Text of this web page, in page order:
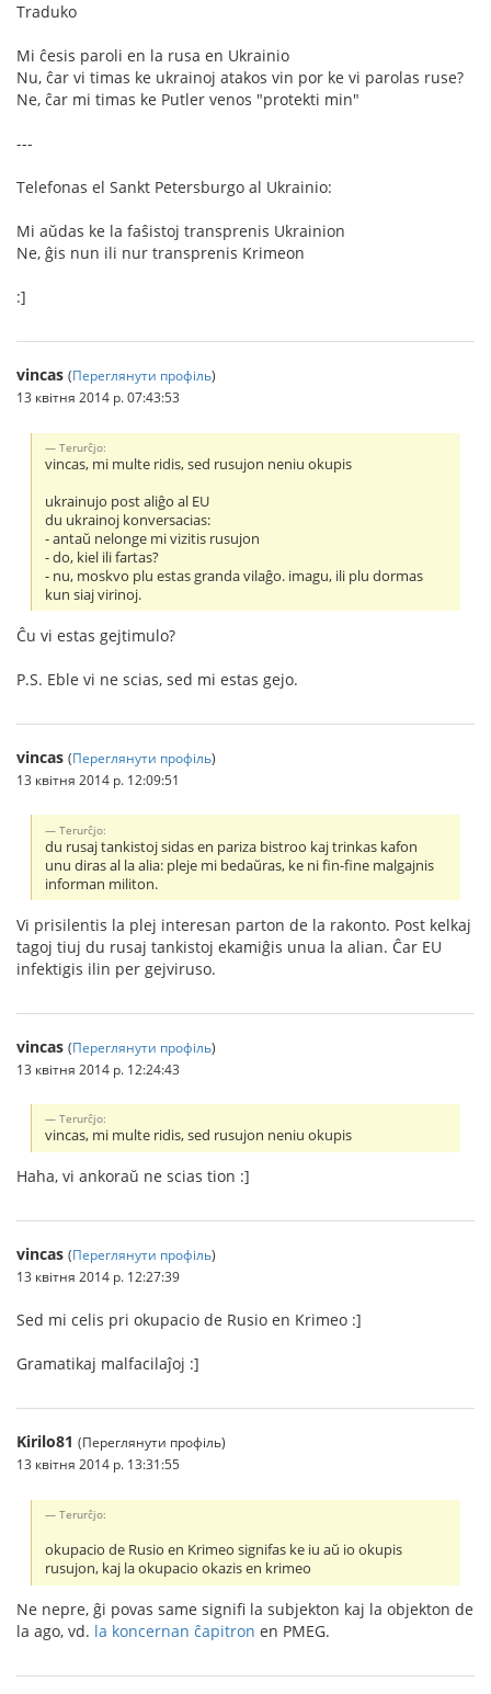
Traduko
Mi ĉesis paroli en la rusa en Ukrainio
Nu, ĉar vi timas ke ukrainoj atakos vin por ke vi parolas ruse?
Ne, ĉar mi timas ke Putler venos "protekti min"
---
Telefonas el Sankt Petersburgo al Ukrainio:
Mi aŭdas ke la faŝistoj transprenis Ukrainion
Ne, ĝis nun ili nur transprenis Krimeon
:]
vincas (Переглянути профіль)
13 квітня 2014 р. 07:43:53
Terurĉjo:
vincas, mi multe ridis, sed rusujon neniu okupis
ukrainujo post aliĝo al EU
du ukrainoj konversacias:
- antaŭ nelonge mi vizitis rusujon
- do, kiel ili fartas?
- nu, moskvo plu estas granda vilaĝo. imagu, ili plu dormas
kun siaj virinoj.
Ĉu vi estas gejtimulo?
P.S. Eble vi ne scias, sed mi estas gejo.
vincas (Переглянути профіль)
13 квітня 2014 р. 12:09:51
Terurĉjo:
du rusaj tankistoj sidas en pariza bistroo kaj trinkas kafon
unu diras al la alia: pleje mi bedaŭras, ke ni fin-fine malgajnis
informan militon.
Vi prisilentis la plej interesan parton de la rakonto. Post kelkaj
tagoj tiuj du rusaj tankistoj ekamiĝis unua la alian. Ĉar EU
infektigis ilin per gejviruso.
vincas (Переглянути профіль)
13 квітня 2014 р. 12:24:43
Terurĉjo:
vincas, mi multe ridis, sed rusujon neniu okupis
Haha, vi ankoraŭ ne scias tion :]
vincas (Переглянути профіль)
13 квітня 2014 р. 12:27:39
Sed mi celis pri okupacio de Rusio en Krimeo :]
Gramatikaj malfacilaĵoj :]
Kirilo81 (Переглянути профіль)
13 квітня 2014 р. 13:31:55
Terurĉjo:
okupacio de Rusio en Krimeo signifas ke iu aŭ io okupis
rusujon, kaj la okupacio okazis en krimeo
Ne nepre, ĝi povas same signifi la subjekton kaj la objekton de
la ago, vd. la koncernan ĉapitron en PMEG.